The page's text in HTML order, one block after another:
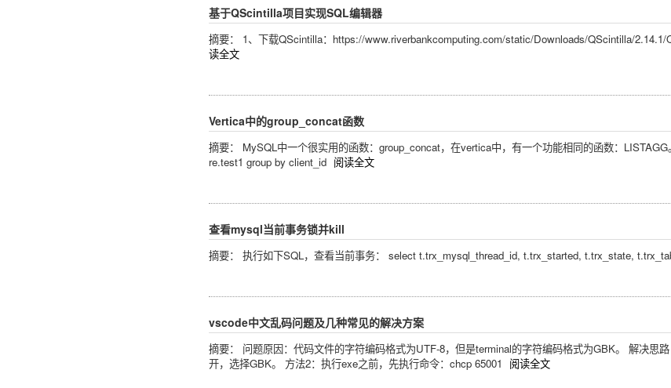
基于QScintilla项目实现SQL编辑器
摘要： 1、下载QScintilla：https://www.riverbankcomputing.com/static/Downloads/QScintilla/
读全文
Vertica中的group_concat函数
摘要： MySQL中一个很实用的函数：group_concat，在vertica中，有一个功能相同的函数：
re.test1 group by client_id 阅读全文
查看mysql当前事务锁并kill
摘要： 执行如下SQL，查看当前事务： select t.trx_mysql_thread_id, t.trx_started, t.trx_state,
vscode中文乱码问题及几种常见的解决方案
摘要： 问题原因：代码文件的字符编码格式为UTF-8，但是terminal的字符编码格式为GBK。 解决思
开，选择GBK。 方法2：执行exe之前，先执行命令：chcp 65001
阅读全文